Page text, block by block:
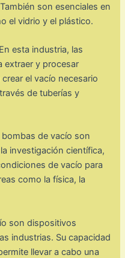
son esenciales en
el vidrio y el plástico.
En esta industria, las
extraer y procesar
el vacío necesario
de tuberías y
bombas de vacío son
investigación científica,
de vacío para
como la física, la
son dispositivos
industrias. Su capacidad
llevar a cabo una